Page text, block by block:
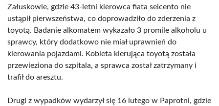
Załuskowie, gdzie 43-letni kierowca fiata seicento nie
ustąpił pierwszeństwa, co doprowadziło do zderzenia z
toyotą. Badanie alkomatem wykazało 3 promile alkoholu u
sprawcy, który dodatkowo nie miał uprawnień do
kierowania pojazdami. Kobieta kierująca toyotą została
przewieziona do szpitala, a sprawca został zatrzymany i
trafił do aresztu.
Drugi z wypadków wydarzył się 16 lutego w Paprotni, gdzie